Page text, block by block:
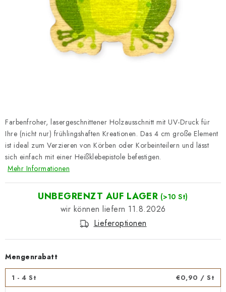
Datenschutzerklärung
Impressum
Farbenfroher, lasergeschnittener Holzausschnitt mit UV-Druck für
Ihre (nicht nur) frühlingshaften Kreationen. Das 4 cm große Element
ist ideal zum Verzieren von Körben oder Korbeinteilern und lässt
sich einfach mit einer Heißklebepistole befestigen.
Mehr Informationen
UNBEGRENZT AUF LAGER (>10 St)
11.8.2026
Lieferoptionen
Mengenrabatt
1 - 4 St €0,90 / St